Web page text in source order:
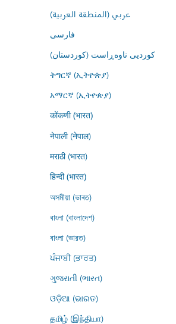
عربي (المنطقة العربية)
فارسى
کوردیی ناوەڕاست (کوردستان)
ትግርኛ (ኢትዮጵያ)
አማርኛ (ኢትዮጵያ)
कोंकणी (भारत)
नेपाली (नेपाल)
मराठी (भारत)
हिन्दी (भारत)
অসমীয়া (ভাৰত)
বাংলা (বাংলাদেশ)
বাংলা (ভারত)
ਪੰਜਾਬੀ (ਭਾਰਤ)
ગુજરાતી (ભારત)
ଓଡ଼ିଆ (ଭାରତ)
தமிழ் (இந்தியா)